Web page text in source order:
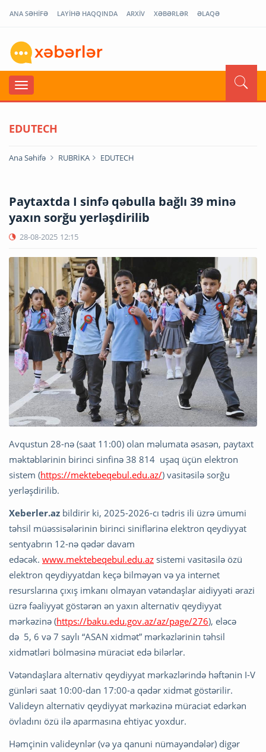
ANA SƏHİFƏ LAYİHƏ HAQQINDA ARXİV XƏBƏRLƏR ƏLAQƏ
EDUTECH
Ana Səhifə RUBRİKA EDUTECH
Paytaxtda I sinfə qəbulla bağlı 39 minə
yaxın sorğu yerləşdirilib
28-08-2025 12:15
Avqustun 28-nə (saat 11:00) olan məlumata əsasən, paytaxt
məktəblərinin birinci sinfinə 38 814 uşaq üçün elektron
sistem (https://mektebeqebul.edu.az/) vasitəsilə sorğu
yerləşdirilib.
Xeberler.az bildirir ki, 2025-2026-cı tədris ili üzrə ümumi
təhsil müəssisələrinin birinci siniflərinə elektron qeydiyyat
sentyabrın 12-nə qədər davam
edəcək. www.mektebeqebul.edu.az sistemi vasitəsilə özü
elektron qeydiyyatdan keçə bilməyən və ya internet
resurslarına çıxış imkanı olmayan vətəndaşlar aidiyyəti ərazi
üzrə fəaliyyət göstərən ən yaxın alternativ qeydiyyat
mərkəzinə (https://baku.edu.gov.az/az/page/276), eləcə
də 5, 6 və 7 saylı “ASAN xidmət” mərkəzlərinin təhsil
xidmətləri bölməsinə müraciət edə bilərlər.
Vətəndaşlara alternativ qeydiyyat mərkəzlərində həftənin I-V
günləri saat 10:00-dan 17:00-a qədər xidmət göstərilir.
Valideyn alternativ qeydiyyat mərkəzinə müraciət edərkən
övladını özü ilə aparmasına ehtiyac yoxdur.
Həmçinin valideynlər (və ya qanuni nümayəndələr) digər